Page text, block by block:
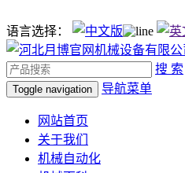
语言选择：
搜 索
Toggle navigation 导航菜单
网站首页
关于我们
机械自动化